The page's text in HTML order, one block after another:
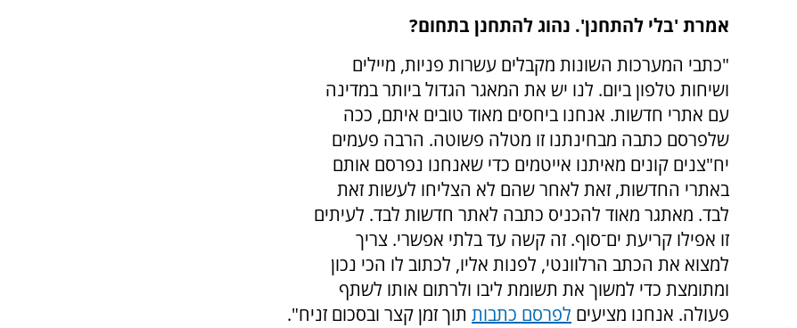
אמרת 'בלי להתחנן'. נהוג להתחנן בתחום?
"כתבי המערכות השונות מקבלים עשרות פניות, מיילים
ושיחות טלפון ביום. לנו יש את המאגר הגדול ביותר במדינה
עם אתרי חדשות. אנחנו ביחסים מאוד טובים איתם, ככה
שלפרסם כתבה מבחינתנו זו מטלה פשוטה. הרבה פעמים
יח"צנים קונים מאיתנו אייטמים כדי שאנחנו נפרסם אותם
באתרי החדשות, זאת לאחר שהם לא הצליחו לעשות זאת
לבד. מאתגר מאוד להכניס כתבה לאתר חדשות לבד. לעיתים
זו אפילו קריעת ים־סוף. זה קשה עד בלתי אפשרי. צריך
למצוא את הכתב הרלוונטי, לפנות אליו, לכתוב לו הכי נכון
ומתומצת כדי למשוך את תשומת ליבו ולרתום אותו לשתף
פעולה. אנחנו מציעים לפרסם כתבות תוך זמן קצר ובסכום זניח".